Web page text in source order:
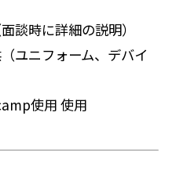
談時に詳細の説明）
ユニフォーム、デバイ
使用 使用